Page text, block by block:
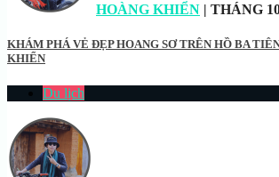
HOÀNG KHIỂN | THÁNG
KHÁM PHÁ VẺ ĐẸP HOANG SƠ TRÊN HỒ BA
KHIỂN
Du lịch